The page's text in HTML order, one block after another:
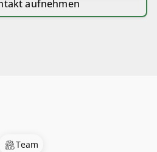
aufnehmen
Team